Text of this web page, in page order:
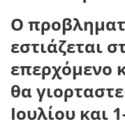
Ο
εστιάζεται
επερχόμενο
θα
Ιουλίου και